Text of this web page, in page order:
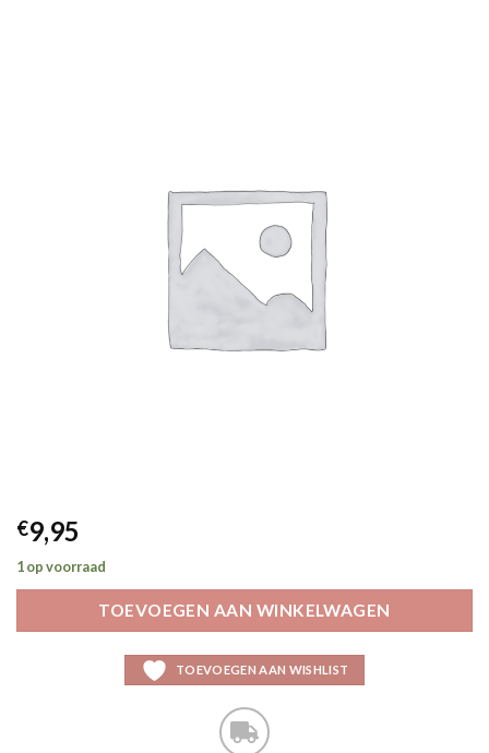
€9,95
1 op voorraad
TOEVOEGEN AAN WINKELWAGEN
TOEVOEGEN AAN WISHLIST